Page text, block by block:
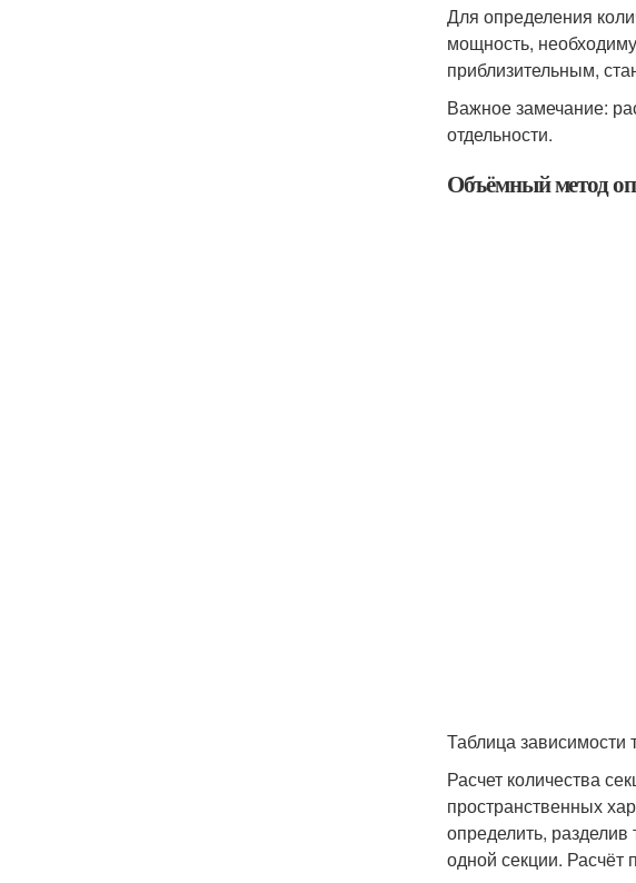
Для определения
мощность,
приблизительным,
Важное замечание:
отдельности.
Объёмный метод
Таблица
Расчет количества
пространственных
определить,
одной секции.